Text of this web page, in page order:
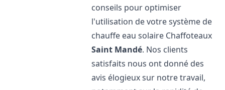
conseils pour optimiser
l'utilisation de votre système de
chauffe eau solaire Chaffoteaux
Saint Mandé. Nos clients
satisfaits nous ont donné des
avis élogieux sur notre travail,